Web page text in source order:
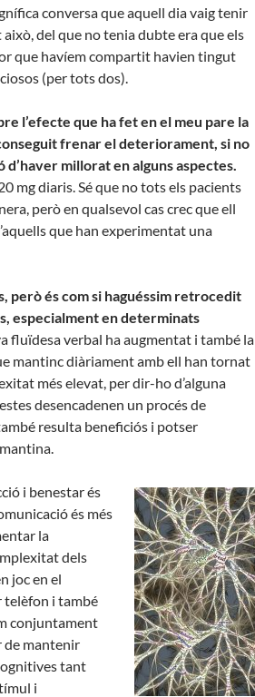
conversa que aquell dia vaig tenir
del que no tenia dubte era que els
que havíem compartit havien tingut
(per tots dos).
l’efecte que ha fet en el meu pare la
frenar el deteriorament, si no
d’haver millorat en alguns aspectes.
mg diaris. Sé que no tots els pacients
però en qualsevol cas crec que ell
que han experimentat una
però és com si haguéssim retrocedit
especialment en determinats
fluïdesa verbal ha augmentat i també la
mantinc diàriament amb ell han tornat
més elevat, per dir-ho d’alguna
desencadenen un procés de
resulta beneficiós i potser
i benestar és
és més
la
dels
joc en el
telèfon i també
conjuntament
de mantenir
tant
i